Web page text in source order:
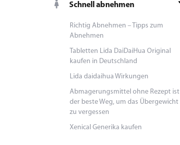
Schnell abnehmen
Richtig Abnehmen – Tipps zum
Abnehmen
Tabletten Lida DaiDaiHua Original
kaufen in Deutschland
Lida daidaihua Wirkungen
Abmagerungsmittel ohne Rezept ist
der beste Weg, um das Übergewicht
zu vergessen
Xenical Generika kaufen